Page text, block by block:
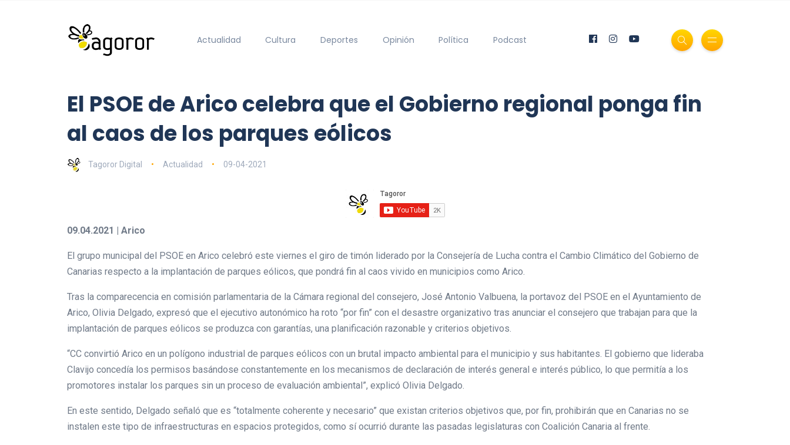
Actualidad Cultura Deportes Opinión Política Podcast
El PSOE de Arico celebra que el Gobierno regional ponga fin
al caos de los parques eólicos
Tagoror Digital Actualidad 09-04-2021
09.04.2021 | Arico
El grupo municipal del PSOE en Arico celebró este viernes el giro de timón liderado por la Consejería de Lucha contra el Cambio Climático del Gobierno de
Canarias respecto a la implantación de parques eólicos, que pondrá fin al caos vivido en municipios como Arico.
Tras la comparecencia en comisión parlamentaria de la Cámara regional del consejero, José Antonio Valbuena, la portavoz del PSOE en el Ayuntamiento de
Arico, Olivia Delgado, expresó que el ejecutivo autonómico ha roto “por fin” con el desastre organizativo tras anunciar el consejero que trabajan para que la
implantación de parques eólicos se produzca con garantías, una planificación razonable y criterios objetivos.
“CC convirtió Arico en un polígono industrial de parques eólicos con un brutal impacto ambiental para el municipio y sus habitantes. El gobierno que lideraba
Clavijo concedía los permisos basándose constantemente en los mecanismos de declaración de interés general e interés público, lo que permitía a los
promotores instalar los parques sin un proceso de evaluación ambiental”, explicó Olivia Delgado.
En este sentido, Delgado señaló que es “totalmente coherente y necesario” que existan criterios objetivos que, por fin, prohibirán que en Canarias no se
instalen este tipo de infraestructuras en espacios protegidos, como sí ocurrió durante las pasadas legislaturas con Coalición Canaria al frente.